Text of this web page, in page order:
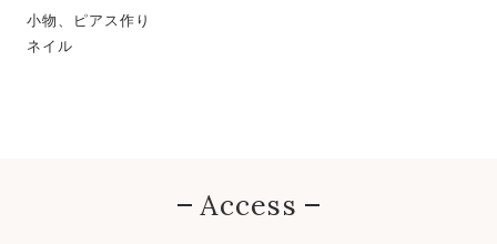
小物、ピアス作り
ネイル
Access